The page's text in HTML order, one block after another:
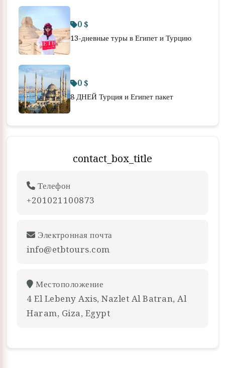
0 $
13-дневные туры в Египет и Турцию
0 $
8 ДНЕЙ Турция и Египет пакет
contact_box_title
Телефон
+201021100873
Электронная почта
info@etbtours.com
Местоположение
4 El Lebeny Axis, Nazlet Al Batran, Al
Haram, Giza, Egypt